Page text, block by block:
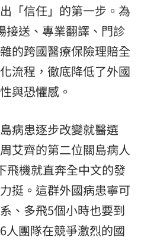
「信任」的第一步。為
接送、專業翻譯、門診
的跨國醫療保險理賠全
流程，徹底降低了外國
與恐懼感。
病患逐步改變就醫選
艾齊的第二位關島病人
飛機就直奔全中文的發
挺。這群外國病患寧可
、多飛5個小時也要到
人團隊在競爭激烈的國